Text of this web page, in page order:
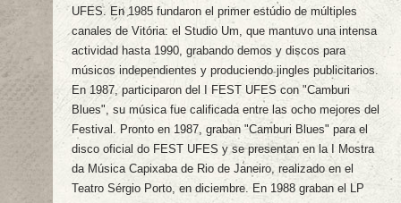
UFES. En 1985 fundaron el primer estúdio de múltiples
canales de Vitória: el Studio Um, que mantuvo una intensa
actividad hasta 1990, grabando demos y discos para
músicos independientes y produciendo jingles publicitarios.
En 1987, participaron del I FEST UFES con "Camburi
Blues", su música fue calificada entre las ocho mejores del
Festival. Pronto en 1987, graban "Camburi Blues" para el
disco oficial do FEST UFES y se presentan en la I Mostra
da Música Capixaba de Rio de Janeiro, realizado en el
Teatro Sérgio Porto, en diciembre. En 1988 graban el LP